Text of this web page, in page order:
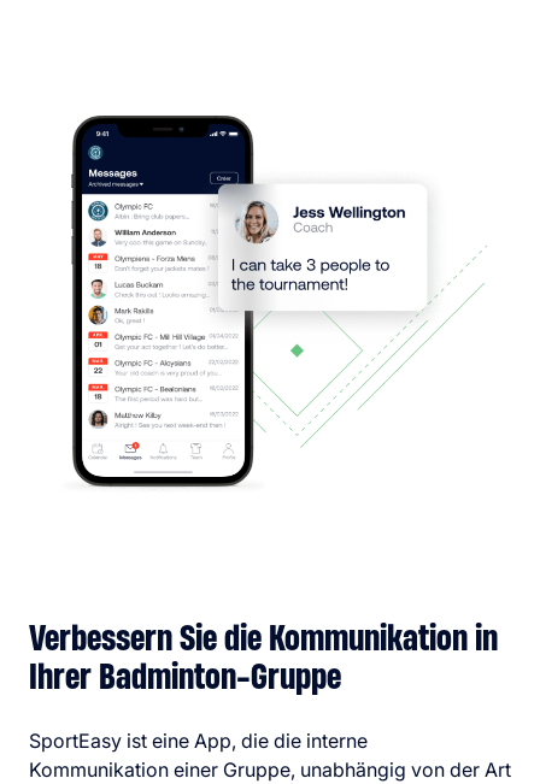
Verbessern Sie die Kommunikation in
Ihrer Badminton-Gruppe
SportEasy ist eine App, die die interne
Kommunikation einer Gruppe, unabhängig von der Art